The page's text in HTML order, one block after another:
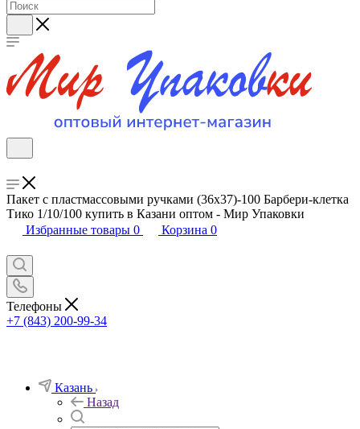
Пакет с пластмассовыми ручками (36х37)-100 Барбери-клетка
Тико 1/10/100 купить в Казани оптом - Мир Упаковки
Избранные товары 0 Корзина 0
Телефоны
+7 (843) 200-99-34
Казань
Назад